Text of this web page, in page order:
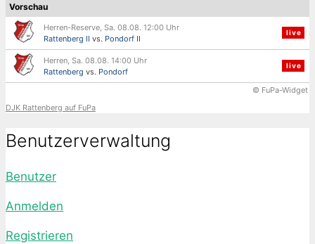
Vorschau
Herren-Reserve, Sa. 08.08. 12:00 Uhr
Rattenberg II vs. Pondorf II
live
Herren, Sa. 08.08. 14:00 Uhr
Rattenberg vs. Pondorf
live
© FuPa-Widget
DJK Rattenberg auf FuPa
Benutzerverwaltung
Benutzer
Anmelden
Registrieren